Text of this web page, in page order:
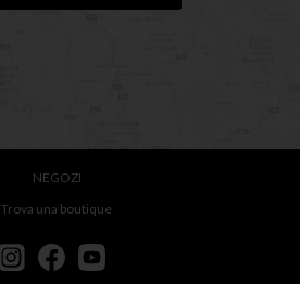
NEGOZI
Trova una boutique